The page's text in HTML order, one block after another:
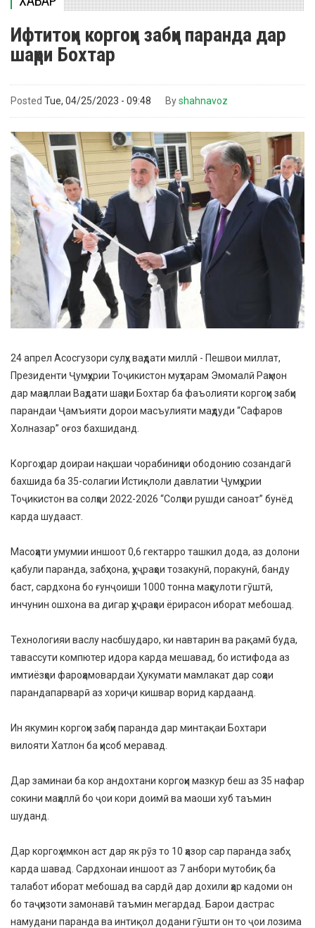
Ифтитоҳи коргоҳи забҳи паранда дар
шаҳри Бохтар
Posted Tue, 04/25/2023 - 09:48 Byshahnavoz
24 апрел Асосгузори сулҳу ваҳдати миллӣ - Пешвои миллат,
Президенти Ҷумҳурии Тоҷикистон муҳтарам Эмомалӣ Раҳмон
дар маҳаллаи Ваҳдати шаҳри Бохтар ба фаъолияти коргоҳи забҳи
парандаи Ҷамъияти дорои масъулияти маҳдуди “Сафаров
Холназар” оғоз бахшиданд.
Коргоҳ дар доираи нақшаи чорабиниҳои ободонию созандагӣ
бахшида ба 35-солагии Истиқлоли давлатии Ҷумҳурии
Тоҷикистон ва солҳои 2022-2026 “Солҳои рушди саноат” бунёд
карда шудааст.
Масоҳати умумии иншоот 0,6 гектарро ташкил дода, аз долони
қабули паранда, забҳхона, ҳуҷраҳои тозакунӣ, поракунӣ, банду
баст, сардхона бо ғунҷоиши 1000 тонна маҳсулоти гӯштӣ,
инчунин ошхона ва дигар ҳуҷраҳои ёрирасон иборат мебошад.
Технологияи васлу насбшударо, ки навтарин ва рақамӣ буда,
тавассути компютер идора карда мешавад, бо истифода аз
имтиёзҳои фароҳамовардаи Ҳукумати мамлакат дар соҳаи
парандапарварӣ аз хориҷи кишвар ворид кардаанд.
Ин якумин коргоҳи забҳи паранда дар минтақаи Бохтари
вилояти Хатлон ба ҳисоб меравад.
Дар заминаи ба кор андохтани коргоҳи мазкур беш аз 35 нафар
сокини маҳаллӣ бо ҷои кори доимӣ ва маоши хуб таъмин
шуданд.
Дар коргоҳ имкон аст дар як рӯз то 10 ҳазор сар паранда забҳ
карда шавад. Сардхонаи иншоот аз 7 анбори мутобиқ ба
талабот иборат мебошад ва сардӣ дар дохили ҳар кадоми он
бо таҷҳизоти замонавӣ таъмин мегардад. Барои дастрас
намудани паранда ва интиқол додани гӯшти он то ҷои лозима